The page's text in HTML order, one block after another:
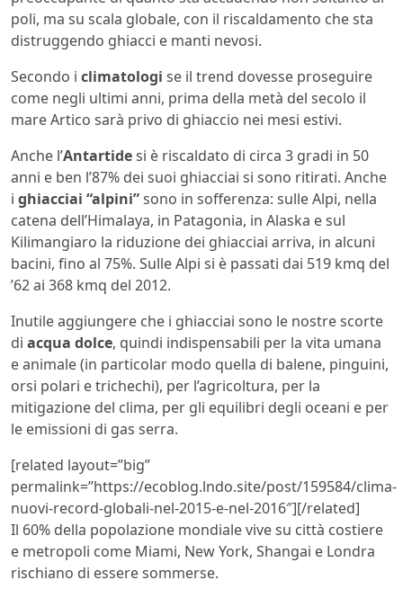
poli, ma su scala globale, con il riscaldamento che sta
distruggendo ghiacci e manti nevosi.
Secondo i climatologi se il trend dovesse proseguire
come negli ultimi anni, prima della metà del secolo il
mare Artico sarà privo di ghiaccio nei mesi estivi.
Anche l’Antartidesi è riscaldato di circa 3 gradi in 50
anni e ben l’87% dei suoi ghiacciai si sono ritirati. Anche
i ghiacciai “alpini”sono in sofferenza: sulle Alpi, nella
catena dell’Himalaya, in Patagonia, in Alaska e sul
Kilimangiaro la riduzione dei ghiacciai arriva, in alcuni
bacini, fino al 75%. Sulle Alpi si è passati dai 519 kmq del
’62 ai 368 kmq del 2012.
Inutile aggiungere che i ghiacciai sono le nostre scorte
di acqua dolce, quindi indispensabili per la vita umana
e animale (in particolar modo quella di balene, pinguini,
orsi polari e trichechi), per l’agricoltura, per la
mitigazione del clima, per gli equilibri degli oceani e per
le emissioni di gas serra.
[related layout=”big”
permalink=”https://ecoblog.lndo.site/post/159584/clima-
nuovi-record-globali-nel-2015-e-nel-2016″][/related]
Il 60% della popolazione mondiale vive su città costiere
e metropoli come Miami, New York, Shangai e Londra
rischiano di essere sommerse.